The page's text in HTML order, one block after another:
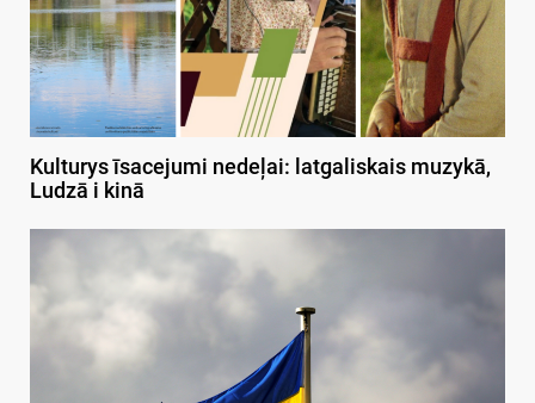
Kulturys īsacejumi nedeļai: latgaliskais muzykā,
Ludzā i kinā